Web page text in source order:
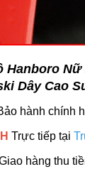
Hanboro
Dây Cao
hành chính
Trực tiếp tại
hàng thu